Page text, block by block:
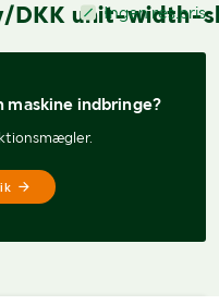
DKK unit-width-
Ingen res.pris
maskine indbringe?